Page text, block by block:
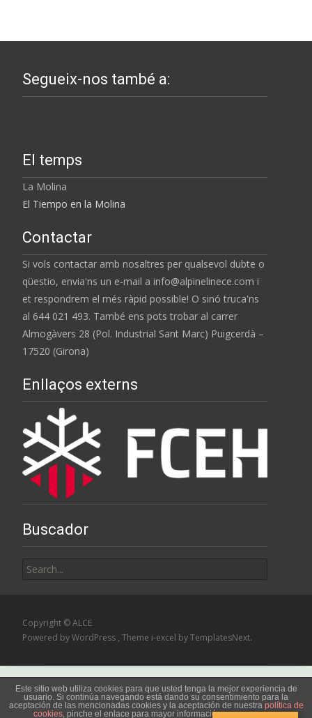
Segueix-nos també a:
El temps
La Molina
El Tiempo en la Molina
Contactar
Si vols contactar amb nosaltres per qualsevol dubte o
qüestio, envia'ns un e-mail a info@alpinelinece.com i
et respondrem el més ràpid possible! O sinó truca'ns
al 644 021 493. També ens pots trobar al carrer
Almogàvers 28 (Pol. Industrial Sant Marc) Puigcerdà –
17520 (Girona)
Enllaços externs
Buscador
for:
Copyright © ALCE
Powered by WordPress , Theme i-excel by TemplatesNext.
Este sitio web utiliza cookies para que usted tenga la mejor experiencia de
usuario. Si continúa navegando está dando su consentimiento para la
aceptación de las mencionadas cookies y la aceptación de nuestra política de
cookies, pinche el enlace para mayor información.